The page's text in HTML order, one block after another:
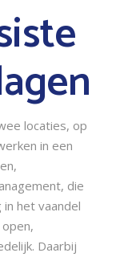
locaties, op
in een
die
het vaandel
Daarbij